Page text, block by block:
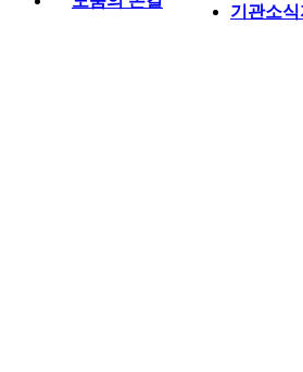
기관소식